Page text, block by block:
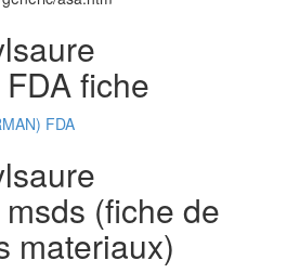
fiche
FDA
(fiche de
materiaux)